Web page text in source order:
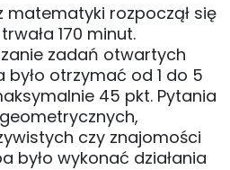
matematyki rozpoczął się
170 minut.
zadań otwartych
było otrzymać od 1 do 5
45 pkt. Pytania
czy znajomości
było wykonać działania